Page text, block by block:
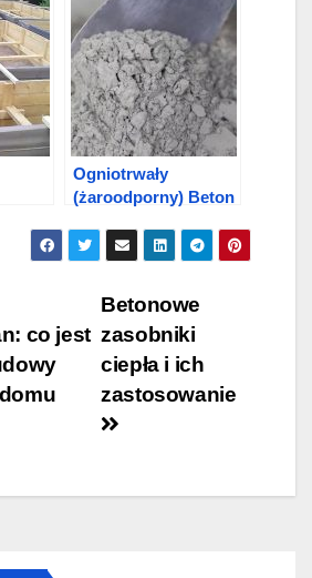
wybór gatunku i
proporcji
Ogniotrwały
(żaroodporny) Beton
Betonowe
zasobniki
ciepła i ich
zastosowanie
co jest